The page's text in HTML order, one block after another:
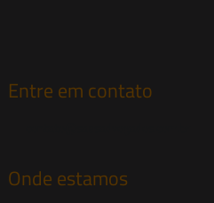
Entre em contato
Onde estamos